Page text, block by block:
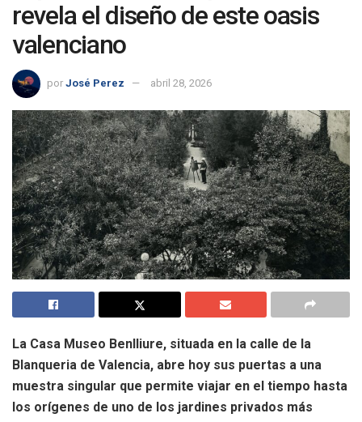
revela el diseño de este oasis
valenciano
por José Perez abril 28, 2026
La Casa Museo Benlliure, situada en la calle de la
Blanqueria de Valencia, abre hoy sus puertas a una
muestra singular que permite viajar en el tiempo hasta
los orígenes de uno de los jardines privados más